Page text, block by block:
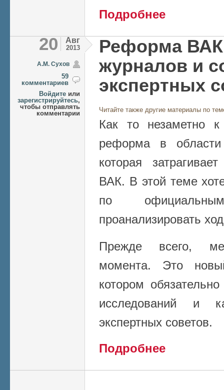
Подробнее
20 Авг
2013
А.М. Сухов
59
комментариев
Войдите или
зарегистрируйтесь,
чтобы отправлять
комментарии
Реформа ВАК
журналов и
экспертных
Читайте также другие материалы по
Как то незаметно
реформа в
которая
ВАК. В этой теме
по
проанализировать
Прежде всего,
момента. Это
котором
исследований и
экспертных советов.
Подробнее